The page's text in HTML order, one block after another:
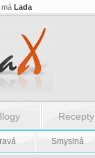
má Lada
Recepty
Smyslná